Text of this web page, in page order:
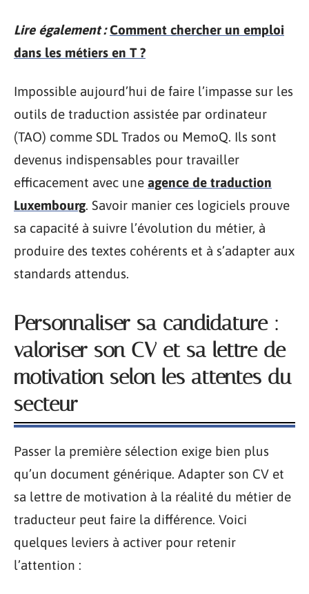
Lire également : Comment chercher un emploi
dans les métiers en T ?
Impossible aujourd’hui de faire l’impasse sur les
outils de traduction assistée par ordinateur
(TAO) comme SDL Trados ou MemoQ. Ils sont
devenus indispensables pour travailler
efficacement avec une agence de traduction
Luxembourg. Savoir manier ces logiciels prouve
sa capacité à suivre l’évolution du métier, à
produire des textes cohérents et à s’adapter aux
standards attendus.
Personnaliser sa candidature :
valoriser son CV et sa lettre de
motivation selon les attentes du
secteur
Passer la première sélection exige bien plus
qu’un document générique. Adapter son CV et
sa lettre de motivation à la réalité du métier de
traducteur peut faire la différence. Voici
quelques leviers à activer pour retenir
l’attention :